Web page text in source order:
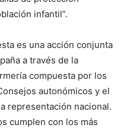
infantil”.
es una acción conjunta
a través de la
compuesta por los
autonómicos y el
representación nacional.
cumplen con los más